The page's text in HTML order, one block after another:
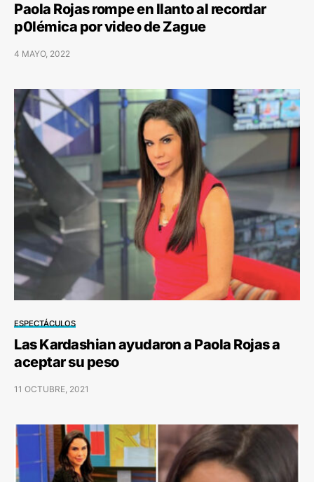
Paola Rojas rompe en llanto al recordar
p0lémica por video de Zague
4 MAYO, 2022
ESPECTÁCULOS
Las Kardashian ayudaron a Paola Rojas a
aceptar su peso
11 OCTUBRE, 2021